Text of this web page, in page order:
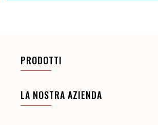
PRODOTTI
LA NOSTRA AZIENDA